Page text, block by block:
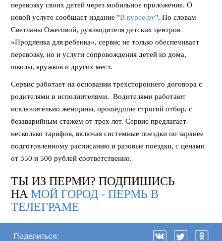
перевозку своих детей через мобильное приложение. О
новой услуге сообщает издание "В курсе.ру". По словам
Светланы Ожеговой, руководителя детских центров
«Продленка для ребенка», сервис не только обеспечивает
перевозку, но и услуги сопровождения детей из дома,
школы, кружков и других мест.
Сервис работает на основании трехстороннего договора с
родителями и исполнителями. Водителями работают
исключительно женщины, прошедшие строгий отбор, с
безаварийным стажем от трех лет. Сервис предлагает
несколько тарифов, включая системные поездки по заранее
подготовленному расписанию и разовые поездки, с ценами
от 350 и 500 рублей соответственно.
ТЫ ИЗ ПЕРМИ? ПОДПИШИСЬ
НАМОЙ ГОРОД - ПЕРМЬ В
ТЕЛЕГРАМЕ
Поделиться: